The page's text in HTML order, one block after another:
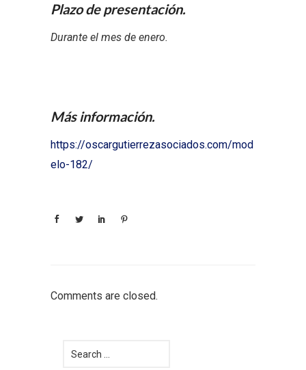
Plazo de presentación.
Durante el mes de enero.
Más información.
https://oscargutierrezasociados.com/mod
elo-182/
Comments are closed.